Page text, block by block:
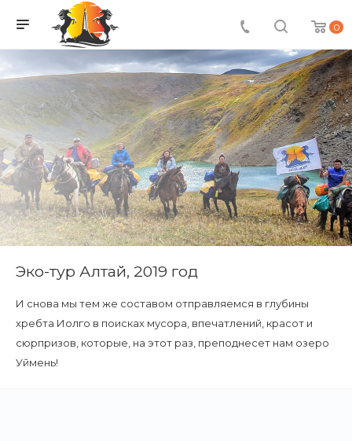
0
Эко-тур Алтай, 2019 год
И снова мы тем же составом отправляемся в глубины
хребта Иолго в поисках мусора, впечатлений, красот и
сюрпризов, которые, на этот раз, преподнесет нам озеро
Уймень!